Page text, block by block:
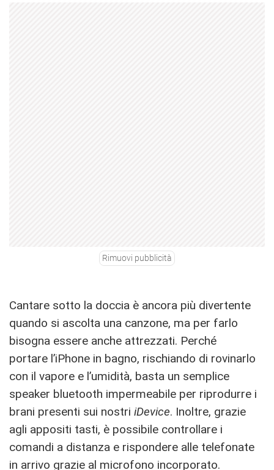
Rimuovi pubblicità
Cantare sotto la doccia è ancora più divertente
quando si ascolta una canzone, ma per farlo
bisogna essere anche attrezzati. Perché
portare l’iPhone in bagno, rischiando di rovinarlo
con il vapore e l’umidità, basta un semplice
speaker bluetooth impermeabile per riprodurre i
brani presenti sui nostri iDevice. Inoltre, grazie
agli appositi tasti, è possibile controllare i
comandi a distanza e rispondere alle telefonate
in arrivo grazie al microfono incorporato.